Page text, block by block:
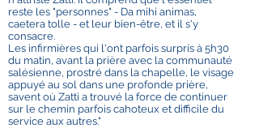
reste les "personnes" - Da mihi animas,
caetera tolle - et leur bien-être, et il s'y
consacre.
Les infirmières qui l'ont parfois surpris à 5h30
du matin, avant la prière avec la communauté
salésienne, prostré dans la chapelle, le visage
appuyé au sol dans une profonde prière,
savent où Zatti a trouvé la force de continuer
sur le chemin parfois cahoteux et difficile du
service aux autres."